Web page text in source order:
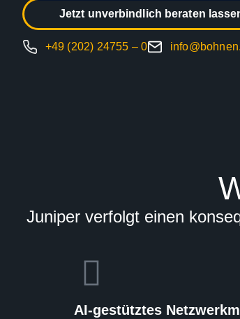
Jetzt unverbindlich beraten
+49 (202) 24755 – 0
Juniper verfolgt einen
AI-gestütztes